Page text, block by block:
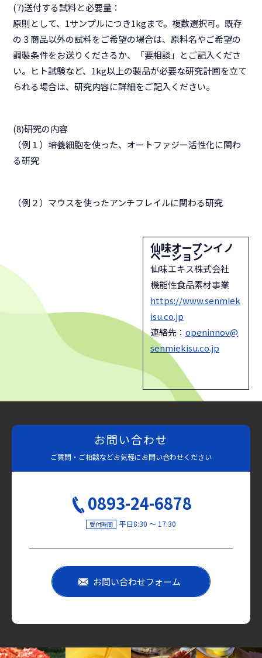
(7)送付する試料と必要量：
原則として、1サンプルにつき1kgまで。複数選択可。既存
の３商品以外の試料をご希望の場合は、原料名やご希望の
調製条件をお送りくださるか、「要相談」とご記入くださ
い。ヒト試験など、1kg以上の製品が必要な研究計画を立て
られる場合は、研究内容に詳細をご記入ください。
(8)研究の内容
（例１）培養細胞を使った、オートファジー活性化に関わ
る研究
（例２）マウスを使ったアンチフレイルに関わる研究
仙味オープンイノ
ベーション
仙味エキス株式会社
機能性食品素材事業
https://www.senmiek
isu.co.jp
連絡先：openinnov@
senmiekisu.co.jp
お問い合わせ
ご質問・ご相談などお気軽にお問い合わせください
0893-24-6878
受付時間 平日8:30 〜 17:30
お問い合わせフォーム